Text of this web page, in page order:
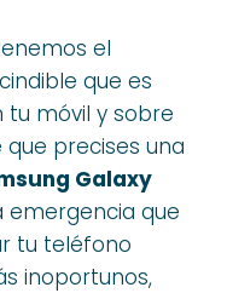
el
que es
tu móvil y sobre
precises una
Galaxy
emergencia que
tu teléfono
inoportunos,